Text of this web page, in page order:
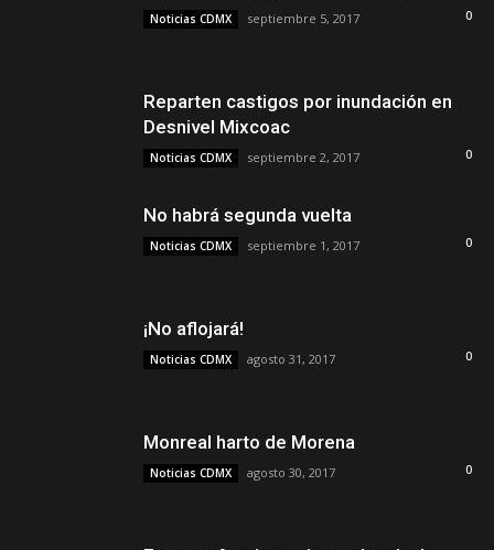
Noticias CDMX septiembre 5, 2017 0
Reparten castigos por inundación en
Desnivel Mixcoac
Noticias CDMX septiembre 2, 2017 0
No habrá segunda vuelta
Noticias CDMX septiembre 1, 2017 0
¡No aflojará!
Noticias CDMX agosto 31, 2017 0
Monreal harto de Morena
Noticias CDMX agosto 30, 2017 0